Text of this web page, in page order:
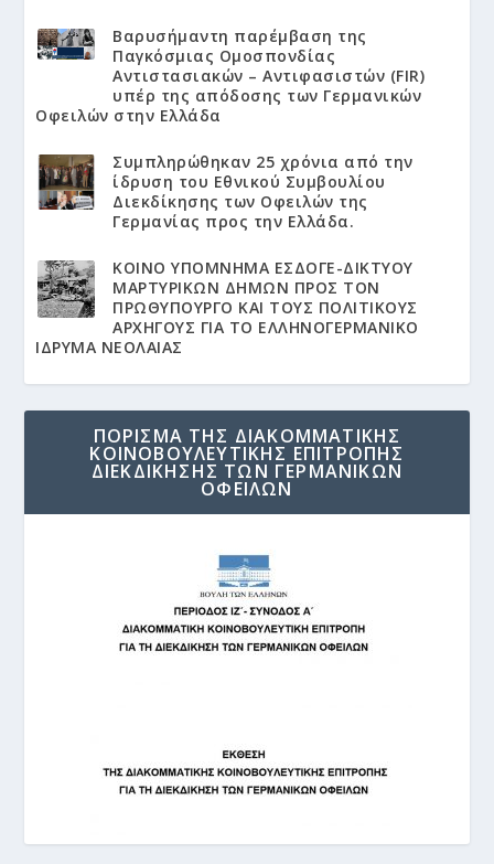
Βαρυσήμαντη παρέμβαση της
Παγκόσμιας Ομοσπονδίας
Αντιστασιακών – Αντιφασιστών (FIR)
υπέρ της απόδοσης των Γερμανικών
Οφειλών στην Ελλάδα
Συμπληρώθηκαν 25 χρόνια από την
ίδρυση του Εθνικού Συμβουλίου
Διεκδίκησης των Οφειλών της
Γερμανίας προς την Ελλάδα.
KΟΙΝΟ ΥΠΟΜΝΗΜΑ ΕΣΔΟΓΕ-ΔΙΚΤΥΟΥ
ΜΑΡΤΥΡΙΚΩΝ ΔΗΜΩΝ ΠΡΟΣ ΤΟΝ
ΠΡΩΘΥΠΟΥΡΓΟ ΚΑΙ ΤΟΥΣ ΠΟΛΙΤΙΚΟΥΣ
ΑΡΧΗΓΟΥΣ ΓΙΑ ΤΟ ΕΛΛΗΝΟΓΕΡΜΑΝΙΚΟ
ΙΔΡΥΜΑ ΝΕΟΛΑΙΑΣ
ΠΟΡΙΣΜΑ ΤΗΣ ΔΙΑΚΟΜΜΑΤΙΚΗΣ
ΚΟΙΝΟΒΟΥΛΕΥΤΙΚΗΣ ΕΠΙΤΡΟΠΗΣ
ΔΙΕΚΔΙΚΗΣΗΣ ΤΩΝ ΓΕΡΜΑΝΙΚΩΝ
ΟΦΕΙΛΩΝ